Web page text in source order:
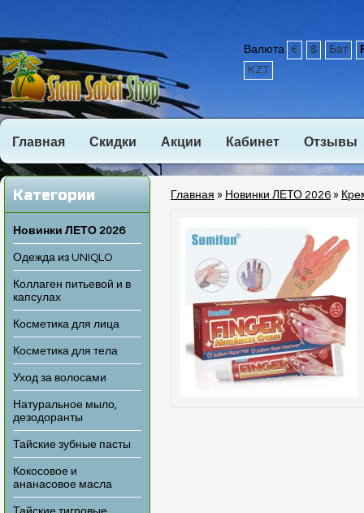
Валюта € $ Бат
KZT
Главная Скидки Акции Кабинет Отзывы
Категории
Новинки ЛЕТО 2026
Одежда из UNIQLO
Коллаген питьевой и в
капсулах
Косметика для лица
Косметика для тела
Уход за волосами
Натуральное мыло,
дезодоранты
Тайские зубные пасты
Кокосовое и
ананасовое масла
Главная » Новинки ЛЕТО 2026 »